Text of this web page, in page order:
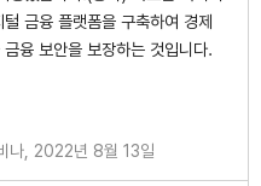
금융 플랫폼을 구축하여 경제
융 보안을 보장하는 것입니다.
나, 2022년 8월 13일